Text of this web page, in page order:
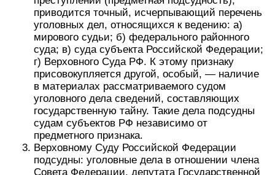
приводится точный, исчерпывающий перечень
уголовных дел, относящихся к ведению: а)
мирового судьи; б) федерального районного
суда; в) суда субъекта Российской Федерации;
г) Верховного Суда РФ. К этому признаку
присовокупляется другой, особый, — наличие
в материалах рассматриваемого судом
уголовного дела сведений, составляющих
государственную тайну. Такие дела подсудны
судам субъектов РФ независимо от
предметного признака.
Верховному Суду Российской Федерации
подсудны: уголовные дела в отношении члена
Совета Федерации, депутата Государственной